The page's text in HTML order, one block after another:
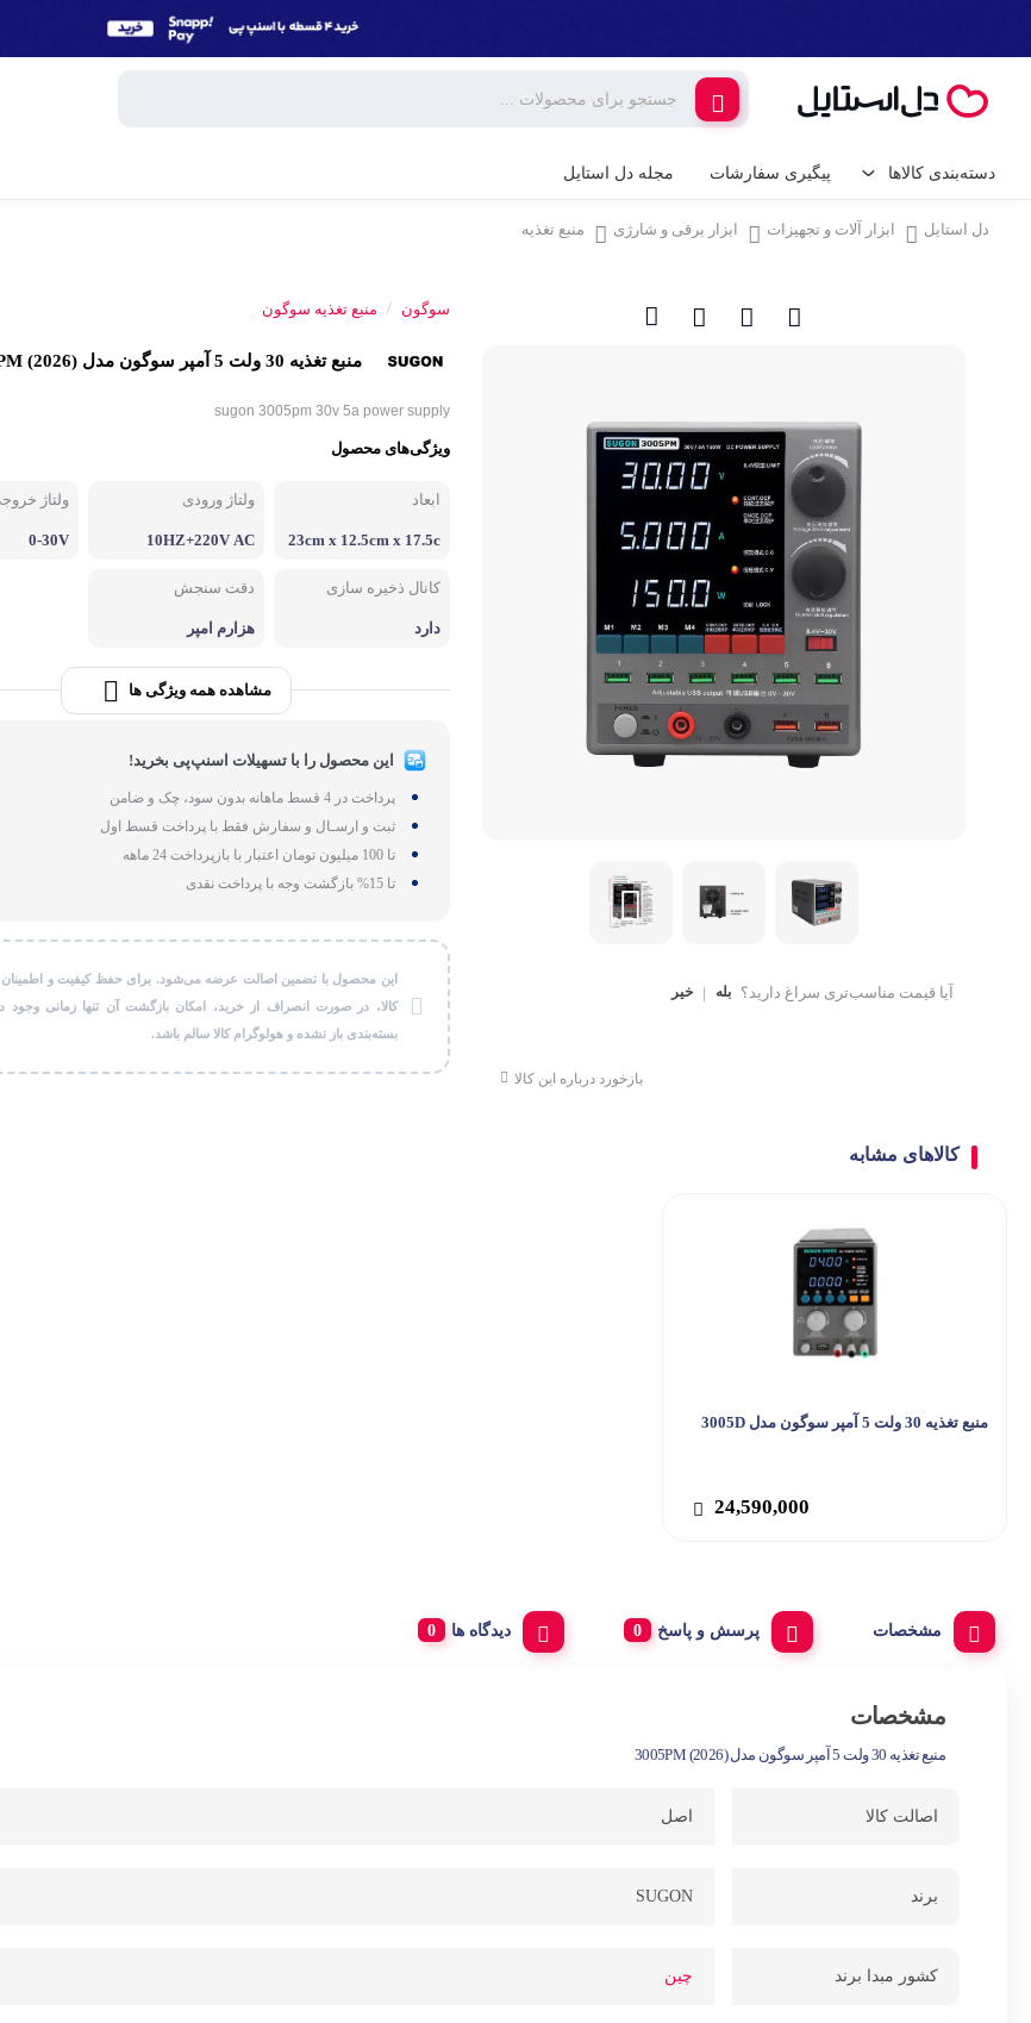
دسته‌بندی کالاها
کالای دیجیتال لوازم جانبی گوشی موبایل
کامپیوتر و تجهیزات جانبی
ماوس
تجهیزات شبکه و ارتباطات
هارد دیسک اکسترنال
خانه و آشپزخانه
ابزار آلات و تجهیزات
کتاب، لوازم تحریر و هنر
پیگیری سفارشات مجله دل استایل
دل استایل ابزار آلات و تجهیزات ابزار برقی و شارژی منبع تغذیه
آیا قیمت مناسب‌تری سراغ دارید؟ بله | خیر
بازخورد درباره این کالا
سوگون / منبع تغذیه سوگون
منبع تغذیه 30 ولت 5 آمپر سوگون مدل 3005PM (2026)
sugon 3005pm 30v 5a power supply
ویژگی‌های محصول
ابعاد
23cm x 12.5cm x 17.5c
ولتاژ ورودی
10HZ+220V AC
ولتاژ
0-30V
کانال ذخیره سازی
دارد
دقت سنجش
هزارم امپر
مشاهده همه ویژگی ها
این محصول را با تسهیلات اسنپ‌پی بخرید!
پرداخت در 4 قسط ماهانه بدون سود، چک و ضامن
ثبت و ارسـال و سفارش فقط با پرداخت قسط اول
تا 100 میلیون تومان اعتبار با بازپرداخت 24 ماهه
تا 15% بازگشت وجه با پرداخت نقدی
این محصول با تضمین اصالت عرضه می‌شود. برای حفظ کیفیت و اطمینان
کالا، در صورت انصراف از خرید، امکان بازگشت آن تنها زمانی وجود
بسته‌بندی باز نشده و هولوگرام کالا سالم باشد.
کالاهای مشابه
منبع تغذیه 30 ولت 5 آمپر سوگون مدل 3005D
24,590,000
مشخصات پرسش و پاسخ دیدگاه ها
مشخصات
منبع تغذیه 30 ولت 5 آمپر سوگون مدل 3005PM (2026)
اصالت کالا اصل
برند SUGON
کشور مبدا برند چین